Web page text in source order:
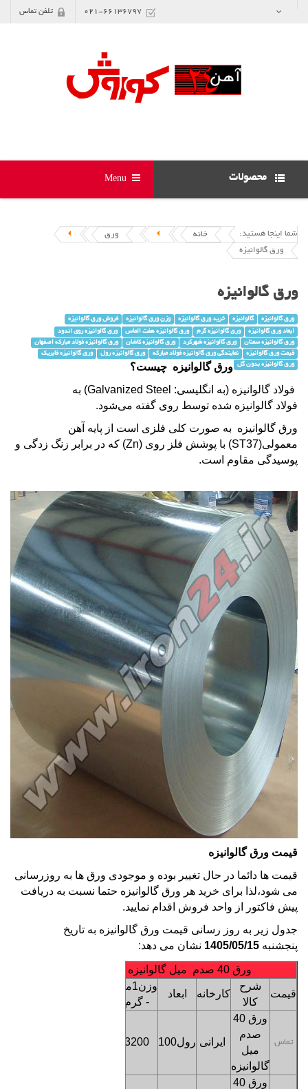
021-66136797 تلفن تماس
محصولات
شما اینجا هستید: خانه
ورق
ورق گالوانیزه
ورق گالوانیزه
ورق گالوانیزه گالوانیزه خرید ورق گالوانیزه وزن ورق گالوانیزه فروش ورق گالوانیزه
قیمت ورق گالوانیزه
ورق گالوانیزه فولاد مبارکه اصفهان ورق گالوانیزه کاشان ورق گالوانیزه شهرکرد ورق گالوانیزه سمنان
ورق گالوانیزه روی اندود ورق گالوانیزه هفت الماس ورق گالوانیزه گرم ابعاد ورق گالوانیزه
ورق گالوانیزه بدون گل
ورق گالوانیزه فابریک ورق گالوانیزه رول نمایندگی ورق گالوانیزه فولاد مبارکه
ورق گالوانیزه چیست؟
فولاد گالوانیزه (به انگلیسی: Galvanized Steel) به
فولاد گالوانیزه شده توسط روی گفته می‌شود.
ورق گالوانیزه به صورت کلی فلزی است از پایه آهن
معمولی(ST37
) با پوشش فلز روی (Zn) که در برابر زنگ زدگی و
پوسیدگی مقاوم است.
قیمت ورق گالوانیزه
قیمت ها دائما در حال تغییر بوده و موجودی ورق ها به روزرسانی
می شود،لذا برای خرید هر ورق گالوانیزه حتما نسبت به دریافت
پیش فاکتور از واحد فروش اقدام نمایید.
جدول زیر به روز رسانی قیمت ورق گالوانیزه به تاریخ
پنجشنبه 1405/05/15 نشان می دهد:
ورق 40 صدم میل گالوانیزه
قیمت
شرح
کالا
کارخانه ابعاد
وزن1متر
- گرم
تماس
ورق 40
صدم
میل
گالوانیزه
ایرانی رول100 3200
ورق 40